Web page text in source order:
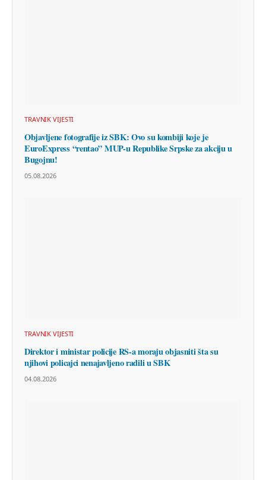
TRAVNIK VIJESTI
Objavljene fotografije iz SBK: Ovo su kombiji koje je
EuroExpress “rentao” MUP-u Republike Srpske za akciju u
Bugojnu!
05.08.2026
TRAVNIK VIJESTI
Direktor i ministar policije RS-a moraju objasniti šta su
njihovi policajci nenajavljeno radili u SBK
04.08.2026